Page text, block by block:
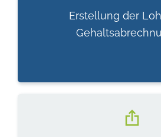
Erstellung der